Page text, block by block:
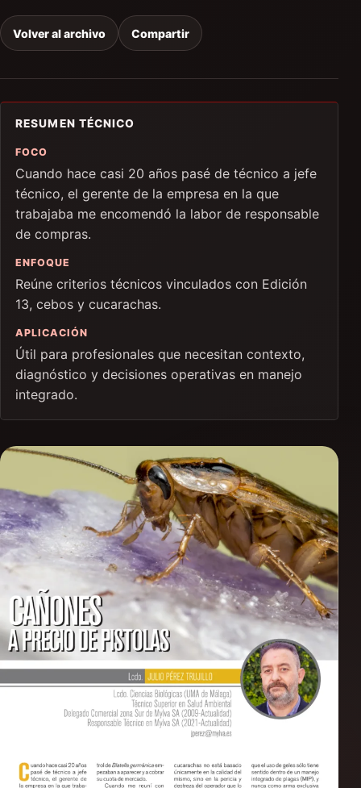
Volver al archivo Compartir
RESUMEN TÉCNICO
FOCO
Cuando hace casi 20 años pasé de técnico a jefe
técnico, el gerente de la empresa en la que
trabajaba me encomendó la labor de responsable
de compras.
ENFOQUE
Reúne criterios técnicos vinculados con Edición
13, cebos y cucarachas.
APLICACIÓN
Útil para profesionales que necesitan contexto,
diagnóstico y decisiones operativas en manejo
integrado.